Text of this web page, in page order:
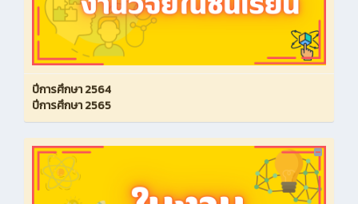
ปีการศึกษา 2564
ปีการศึกษา 2565